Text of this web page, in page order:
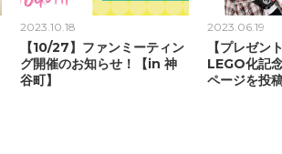
2023.10.18
【10/27】ファンミーティン
グ開催のお知らせ！【in 神
谷町】
2023.06.19
【プレゼン
LEGO化記
ページを投